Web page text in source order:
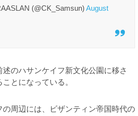
(@CK_Samsun) August
のハサンケイフ新文化公園に移さ
とになっている。
の周辺には、ビザンティン帝国時代の